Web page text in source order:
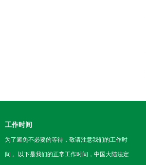
工作时间
为了避免不必要的等待，敬请注意我们的工作时
间 。以下是我们的正常工作时间，中国大陆法定